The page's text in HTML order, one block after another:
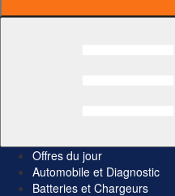
Offres du jour
Automobile et Diagnostic
Batteries et Chargeurs